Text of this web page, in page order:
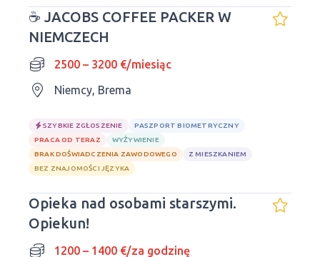
☕ JACOBS COFFEE PACKER W
NIEMCZECH
2500 – 3200 €/miesiąc
Niemcy, Brema
SZYBKIE ZGŁOSZENIE
PASZPORT BIOMETRYCZNY
PRACA OD TERAZ
WYŻYWIENIE
BRAK DOŚWIADCZENIA ZAWODOWEGO
Z MIESZKANIEM
BEZ ZNAJOMOŚCI JĘZYKA
Opieka nad osobami starszymi.
Opiekun!
1200 – 1400 €/za godzinę